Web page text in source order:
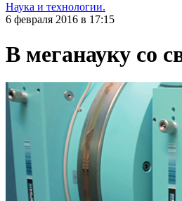
Наука и технологии.
6 февраля 2016 в 17:15
В меганауку со